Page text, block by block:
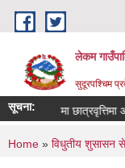
Skip to main content
लेकम
सुदूरपश्चिम
सूचना:
स्नातक तहमा छात्रवृत्तिमा
You are
Home » विधुतीय शुसासन